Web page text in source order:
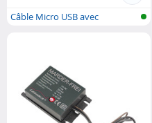
Câble Micro USB avec